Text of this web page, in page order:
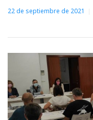
22 de septiembre de 2021